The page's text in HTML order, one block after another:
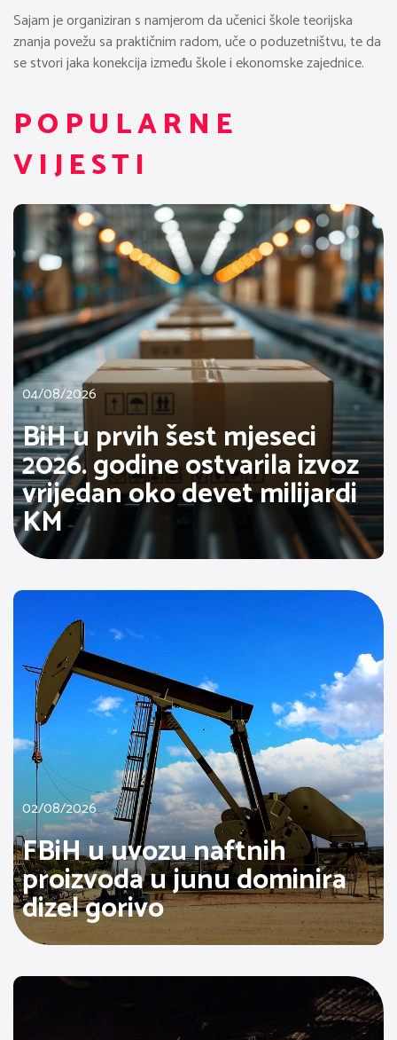
Sajam je organiziran s namjerom da učenici škole teorijska
znanja povežu sa praktičnim radom, uče o poduzetništvu, te da
se stvori jaka konekcija između škole i ekonomske zajednice.
POPULARNE
VIJESTI
04/08/2026
BiH u prvih šest mjeseci
2026. godine ostvarila izvoz
vrijedan oko devet milijardi
KM
02/08/2026
FBiH u uvozu naftnih
proizvoda u junu dominira
dizel gorivo